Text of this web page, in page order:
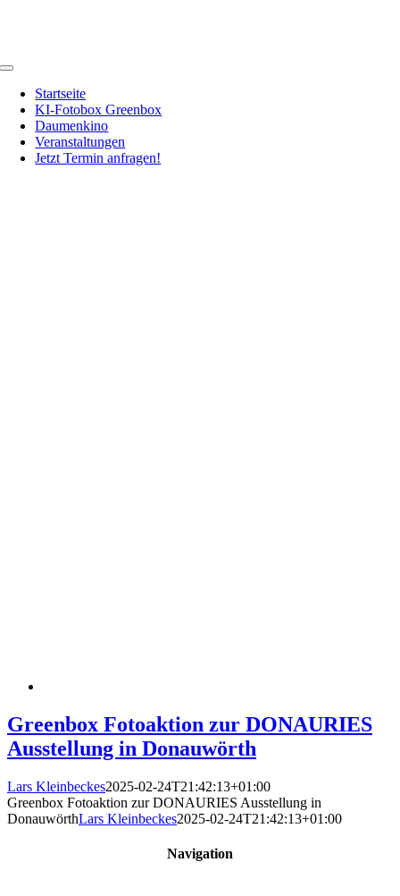
Toggle
NavigationStartseite
KI-Fotobox Greenbox
Daumenkino
Veranstaltungen
Jetzt Termin anfragen!
Greenbox Fotoaktion zur DONAURIES
Ausstellung in Donauwörth
Lars Kleinbeckes2025-02-24T21:42:13+01:00
Greenbox Fotoaktion zur DONAURIES Ausstellung in
DonauwörthLars Kleinbeckes2025-02-24T21:42:13+01:00
Navigation